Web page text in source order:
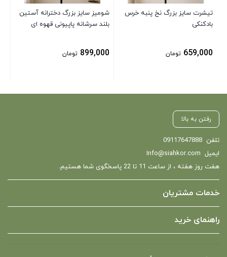
تیشرت سایز بزرگ نخ پنبه خرس
بادکنکی
659,000 تومان
شومیز سایز بزرگ دخترانه آستین
بلند سرشانه پاپیونی قهوه ای
899,000 تومان
رفتن به بالا
تلفن 09117647888
ایمیل Info@siahkor.com
هفت روز هفته ، از ساعت 11 تا 22 پاسخگوی شما هستیم.
خدمات مشتریان
راهنمای خرید